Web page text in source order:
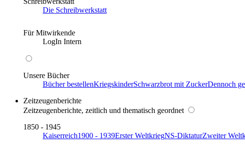
Die Schreibwerkstatt
Für Mitwirkende
LogIn Intern
Unsere Bücher
Bücher bestellenKriegskinderSchwarzbrot mit ZuckerDennoch
Zeitzeugenberichte
Zeitzeugenberichte, zeitlich und thematisch geordnet
1850 - 1945
Kaiserreich1900 - 1939Erster WeltkriegNS-DiktaturZweiter